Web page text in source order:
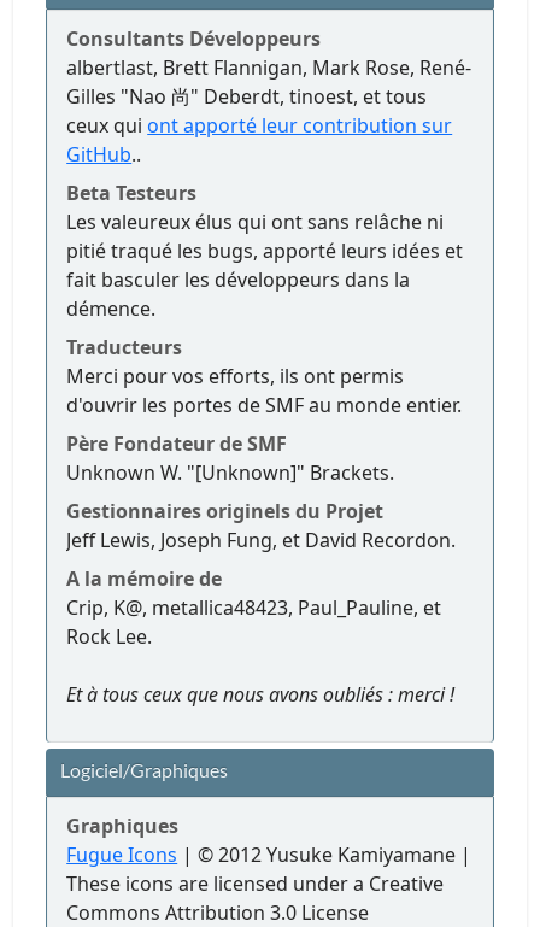
Consultants Développeurs
albertlast, Brett Flannigan, Mark Rose, René-
Gilles "Nao 尚" Deberdt, tinoest, et tous
ceux quiont apporté leur contribution sur
GitHub..
Beta Testeurs
Les valeureux élus qui ont sans relâche ni
pitié traqué les bugs, apporté leurs idées et
fait basculer les développeurs dans la
démence.
Traducteurs
Merci pour vos efforts, ils ont permis
d'ouvrir les portes de SMF au monde entier.
Père Fondateur de SMF
Unknown W. "[Unknown]" Brackets.
Gestionnaires originels du Projet
Jeff Lewis, Joseph Fung, et David Recordon.
A la mémoire de
Crip, K@, metallica48423, Paul_Pauline, et
Rock Lee.
Et à tous ceux que nous avons oubliés : merci !
Logiciel/Graphiques
Graphiques
Fugue Icons | © 2012 Yusuke Kamiyamane |
These icons are licensed under a Creative
Commons Attribution 3.0 License